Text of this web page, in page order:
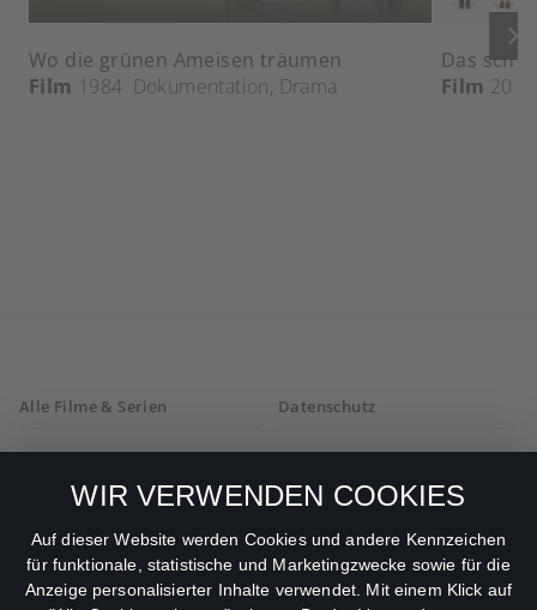
WIR VERWENDEN COOKIES
Auf dieser Website werden Cookies und andere Kennzeichen
für funktionale, statistische und Marketingzwecke sowie für die
Anzeige personalisierter Inhalte verwendet. Mit einem Klick auf
keyboard_arrow_right
Wo die grünen Ameisen träumen
Film 1984 Dokumentation, Drama
Das
Film 2018
Alle Filme & Serien
AGB
Datenschutz